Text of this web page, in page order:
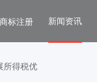
商标注册 新闻资讯
所得税优